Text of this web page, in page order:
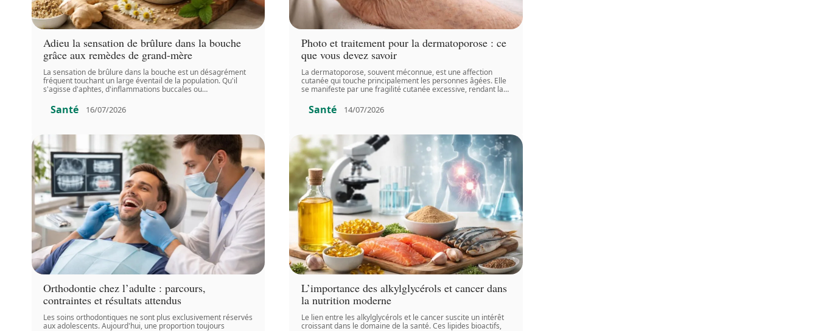
Adieu la sensation de brûlure dans la bouche
grâce aux remèdes de grand-mère
La sensation de brûlure dans la bouche est un désagrément
fréquent touchant un large éventail de la population. Qu'il
s'agisse d'aphtes, d'inflammations buccales ou…
Santé 16/07/2026
Photo et traitement pour la dermatoporose : ce
que vous devez savoir
La dermatoporose, souvent méconnue, est une affection
cutanée qui touche principalement les personnes âgées. Elle
se manifeste par une fragilité cutanée excessive, rendant la…
Santé 14/07/2026
Orthodontie chez l’adulte : parcours,
contraintes et résultats attendus
Les soins orthodontiques ne sont plus exclusivement réservés
aux adolescents. Aujourd'hui, une proportion toujours
L’importance des alkylglycérols et cancer dans
la nutrition moderne
Le lien entre les alkylglycérols et le cancer suscite un intérêt
croissant dans le domaine de la santé. Ces lipides bioactifs,